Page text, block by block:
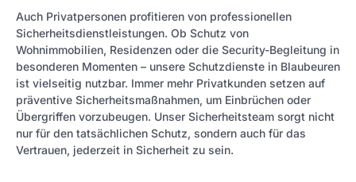
Auch Privatpersonen profitieren von professionellen
Sicherheitsdienstleistungen. Ob Schutz von
Wohnimmobilien, Residenzen oder die Security-Begleitung in
besonderen Momenten – unsere Schutzdienste in Blaubeuren
ist vielseitig nutzbar. Immer mehr Privatkunden setzen auf
präventive Sicherheitsmaßnahmen, um Einbrüchen oder
Übergriffen vorzubeugen. Unser Sicherheitsteam sorgt nicht
nur für den tatsächlichen Schutz, sondern auch für das
Vertrauen, jederzeit in Sicherheit zu sein.